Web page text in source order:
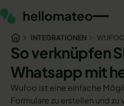
INTEGRATIONEN WUFOO
So verknüpfen
Whatsapp mit
Wufoo ist eine einfache
Formulare zu erstellen und zu